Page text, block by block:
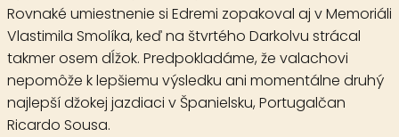
Rovnaké umiestnenie si Edremi zopakoval aj v Memoriáli
Vlastimila Smolíka, keď na štvrtého Darkolvu strácal
takmer osem dĺžok. Predpokladáme, že valachovi
nepomôže k lepšiemu výsledku ani momentálne druhý
najlepší džokej jazdiaci v Španielsku, Portugalčan
Ricardo Sousa.